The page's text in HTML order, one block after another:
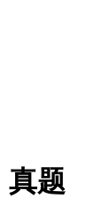
真题